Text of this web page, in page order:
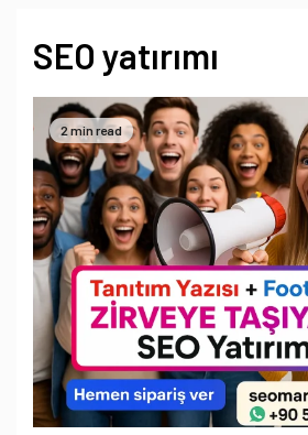
SEO yatırımı
2 min read